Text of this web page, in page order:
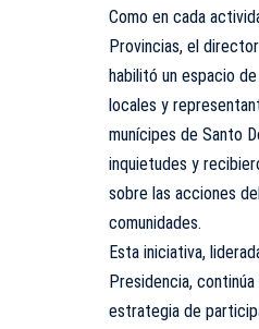
Como en cada
Provincias, el
habilitó un espacio
locales y
munícipes de Santo
inquietudes y
sobre las acciones
comunidades.
Esta iniciativa,
Presidencia,
estrategia de